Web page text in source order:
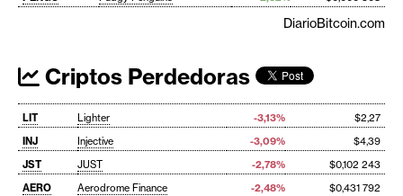
DiarioBitcoin.com
Criptos Perdedoras
LIT Lighter -3,13%
$2,27
INJ
Injective -3,09%
$4,39
JST
JUST -2,78%
$0,102 243
AERO
Aerodrome Finance -2,48%
$0,431 792